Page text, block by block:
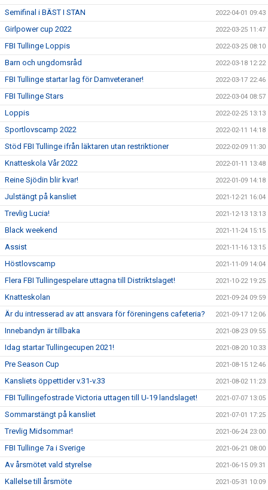
Semifinal i BÄST I STAN 2022-04-01 09:43
Girlpower cup 2022 2022-03-25 11:47
FBI Tullinge Loppis 2022-03-25 08:10
Barn och ungdomsråd 2022-03-18 12:22
FBI Tullinge startar lag för Damveteraner! 2022-03-17 22:46
FBI Tullinge Stars 2022-03-04 08:57
Loppis 2022-02-25 13:13
Sportlovscamp 2022 2022-02-11 14:18
Stöd FBI Tullinge ifrån läktaren utan restriktioner 2022-02-09 11:30
Knatteskola Vår 2022 2022-01-11 13:48
Reine Sjödin blir kvar! 2022-01-09 14:18
Julstängt på kansliet 2021-12-21 16:04
Trevlig Lucia! 2021-12-13 13:13
Black weekend 2021-11-24 15:15
Assist 2021-11-16 13:15
Höstlovscamp 2021-11-09 14:04
Flera FBI Tullingespelare uttagna till Distriktslaget! 2021-10-22 19:25
Knatteskolan 2021-09-24 09:59
Är du intresserad av att ansvara för föreningens cafeteria? 2021-09-17 12:06
Innebandyn är tillbaka 2021-08-23 09:55
Idag startar Tullingecupen 2021! 2021-08-20 10:33
Pre Season Cup 2021-08-15 12:46
Kansliets öppettider v.31-v.33 2021-08-02 11:23
FBI Tullingefostrade Victoria uttagen till U-19 landslaget! 2021-07-07 13:05
Sommarstängt på kansliet 2021-07-01 17:25
Trevlig Midsommar! 2021-06-24 23:00
FBI Tullinge 7a i Sverige 2021-06-21 08:00
Av årsmötet vald styrelse 2021-06-15 09:31
Kallelse till årsmöte 2021-05-31 10:09